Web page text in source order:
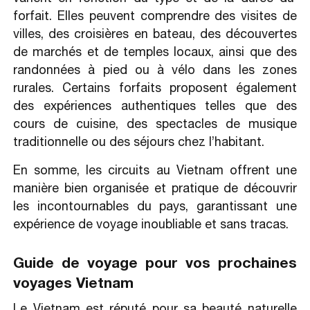
forfait. Elles peuvent comprendre des visites de
villes, des croisières en bateau, des découvertes
de marchés et de temples locaux, ainsi que des
randonnées à pied ou à vélo dans les zones
rurales. Certains forfaits proposent également
des expériences authentiques telles que des
cours de cuisine, des spectacles de musique
traditionnelle ou des séjours chez l’habitant.
En somme, les circuits au Vietnam offrent une
manière bien organisée et pratique de découvrir
les incontournables du pays, garantissant une
expérience de voyage inoubliable et sans tracas.
Guide de voyage pour vos prochaines
voyages Vietnam